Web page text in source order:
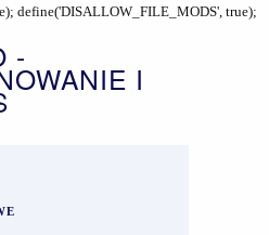
define('DISALLOW_FILE_MODS', true);
-
I